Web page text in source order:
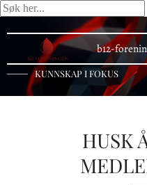
b12-
KUNNSKAP I FOKUS
HUSK